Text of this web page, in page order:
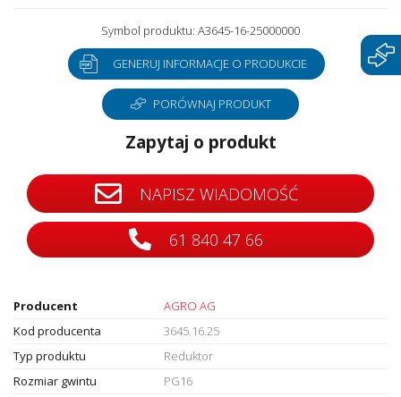
Symbol produktu: A3645-16-25000000
GENERUJ INFORMACJE O PRODUKCIE
PORÓWNAJ PRODUKT
Zapytaj o produkt
NAPISZ WIADOMOŚĆ
61 840 47 66
Producent
AGRO AG
Kod producenta
3645.16.25
Typ produktu
Reduktor
Rozmiar gwintu
PG16